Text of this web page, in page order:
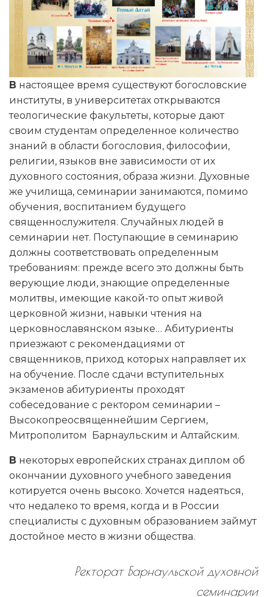
В настоящее время существуют богословские
институты, в университетах открываются
теологические факультеты, которые дают
своим студентам определенное количество
знаний в области богословия, философии,
религии, языков вне зависимости от их
духовного состояния, образа жизни. Духовные
же училища, семинарии занимаются, помимо
обучения, воспитанием будущего
священнослужителя. Случайных людей в
семинарии нет. Поступающие в семинарию
должны соответствовать определенным
требованиям: прежде всего это должны быть
верующие люди, знающие определенные
молитвы, имеющие какой-то опыт живой
церковной жизни, навыки чтения на
церковнославянском языке… Абитуриенты
приезжают с рекомендациями от
священников, приход которых направляет их
на обучение. После сдачи вступительных
экзаменов абитуриенты проходят
собеседование с ректором семинарии –
Высокопреосвященнейшим Сергием,
Митрополитом Барнаульским и Алтайским.
В некоторых европейских странах диплом об
окончании духовного учебного заведения
котируется очень высоко. Хочется надеяться,
что недалеко то время, когда и в России
специалисты с духовным образованием займут
достойное место в жизни общества.
Ректорат Барнаульской духовной
семинарии